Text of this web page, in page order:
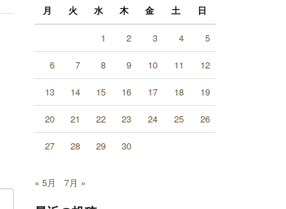
月
火 水 木 金 土 日
1 2 3 4 5
6 7 8 9 10 11 12
13 14 15 16 17 18 19
20 21 22 23 24 25 26
27 28 29 30
« 5月 7月 »